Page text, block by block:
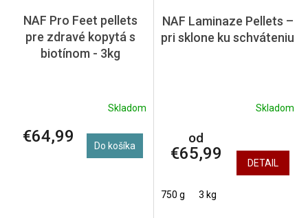
NAF Pro Feet pellets
pre zdravé kopytá s
biotínom - 3kg
Skladom
€64,99 Do košíka
NAF Laminaze Pellets –
pri sklone ku schváteniu
Skladom
od
€65,99 DETAIL
750 g 3 kg